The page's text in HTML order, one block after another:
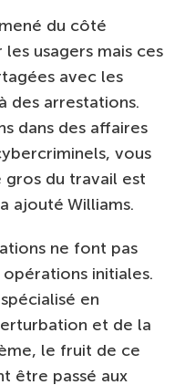
du côté
usagers mais ces
avec les
des arrestations.
dans des affaires
vous
du travail est
ajouté Williams.
ne font pas
initiales.
en
et de la
le fruit de ce
être passé aux